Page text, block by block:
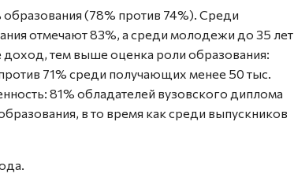
(78% против 74%). Среди
отмечают 83%, а среди молодежи до 35 лет
тем выше оценка роли образования:
71% среди получающих менее 50 тыс.
81% обладателей вузовского диплома
в то время как среди выпускников